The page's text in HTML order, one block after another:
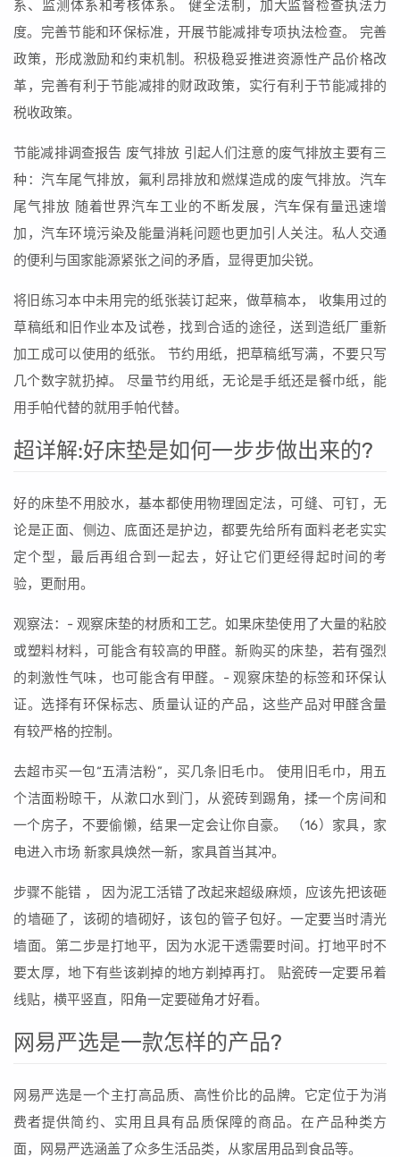
系、监测体系和考核体系。 健全法制，加大监督检查执法力
度。完善节能和环保标准，开展节能减排专项执法检查。 完善
政策，形成激励和约束机制。积极稳妥推进资源性产品价格改
革，完善有利于节能减排的财政政策，实行有利于节能减排的
税收政策。
节能减排调查报告 废气排放 引起人们注意的废气排放主要有三
种：汽车尾气排放，氟利昂排放和燃煤造成的废气排放。汽车
尾气排放 随着世界汽车工业的不断发展，汽车保有量迅速增
加，汽车环境污染及能量消耗问题也更加引人关注。私人交通
的便利与国家能源紧张之间的矛盾，显得更加尖锐。
将旧练习本中未用完的纸张装订起来，做草稿本， 收集用过的
草稿纸和旧作业本及试卷，找到合适的途径，送到造纸厂重新
加工成可以使用的纸张。 节约用纸，把草稿纸写满，不要只写
几个数字就扔掉。 尽量节约用纸，无论是手纸还是餐巾纸，能
用手帕代替的就用手帕代替。
超详解:好床垫是如何一步步做出来的?
好的床垫不用胶水，基本都使用物理固定法，可缝、可钉，无
论是正面、侧边、底面还是护边，都要先给所有面料老老实实
定个型，最后再组合到一起去，好让它们更经得起时间的考
验，更耐用。
观察法：- 观察床垫的材质和工艺。如果床垫使用了大量的粘胶
或塑料材料，可能含有较高的甲醛。新购买的床垫，若有强烈
的刺激性气味，也可能含有甲醛。- 观察床垫的标签和环保认
证。选择有环保标志、质量认证的产品，这些产品对甲醛含量
有较严格的控制。
去超市买一包“五清洁粉”，买几条旧毛巾。 使用旧毛巾，用五
个洁面粉晾干，从漱口水到门，从瓷砖到踢角，揉一个房间和
一个房子，不要偷懒，结果一定会让你自豪。 （16）家具，家
电进入市场 新家具焕然一新，家具首当其冲。
步骤不能错 ， 因为泥工活错了改起来超级麻烦，应该先把该砸
的墙砸了，该砌的墙砌好，该包的管子包好。一定要当时清光
墙面。第二步是打地平，因为水泥干透需要时间。打地平时不
要太厚，地下有些该剃掉的地方剃掉再打。 贴瓷砖一定要吊着
线贴，横平竖直，阳角一定要碰角才好看。
网易严选是一款怎样的产品?
网易严选是一个主打高品质、高性价比的品牌。它定位于为消
费者提供简约、实用且具有品质保障的商品。在产品种类方
面，网易严选涵盖了众多生活品类，从家居用品到食品等。